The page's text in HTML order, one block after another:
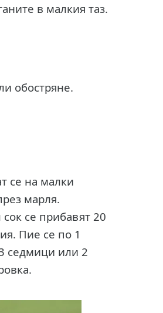
в малкия таз.
обостряне.
се на малки
марля.
се прибавят 20
Пие се по 1
седмици или 2